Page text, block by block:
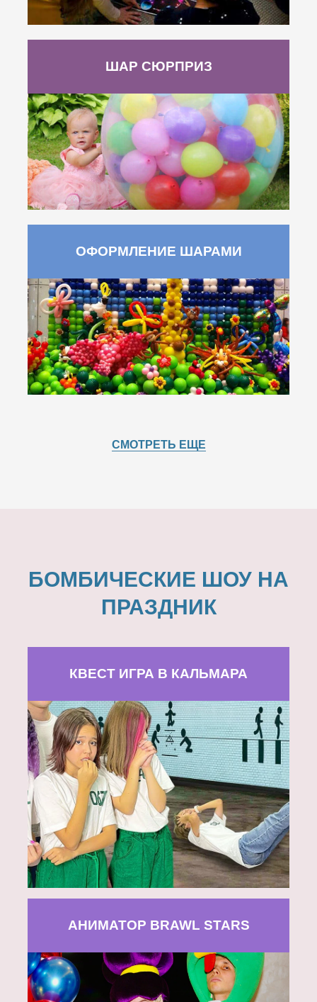
ШАР СЮРПРИЗ
ОФОРМЛЕНИЕ ШАРАМИ
СМОТРЕТЬ ЕЩЕ
БОМБИЧЕСКИЕ ШОУ НА
ПРАЗДНИК
КВЕСТ ИГРА В КАЛЬМАРА
АНИМАТОР BRAWL STARS